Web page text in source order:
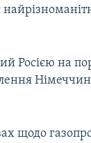
Росією на
щодо